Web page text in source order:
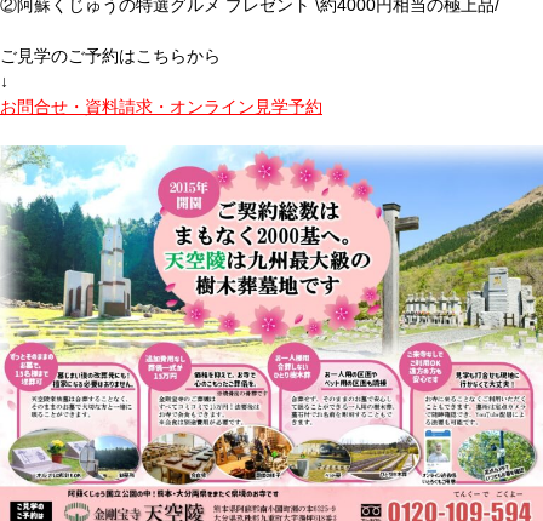
②阿蘇くじゅうの特選グルメ プレゼント \約4000円相当の極上品/
ご見学のご予約はこちらから
↓
お問合せ・資料請求・オンライン見学予約